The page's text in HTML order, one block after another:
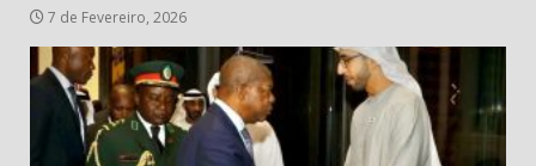
7 de Fevereiro, 2026